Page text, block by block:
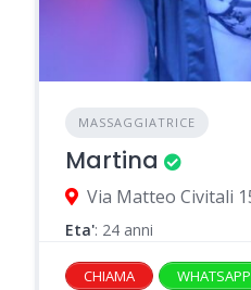
MASSAGGIATRICE
Martina
Eta': 24 anni
CHIAMA WHATSAPP